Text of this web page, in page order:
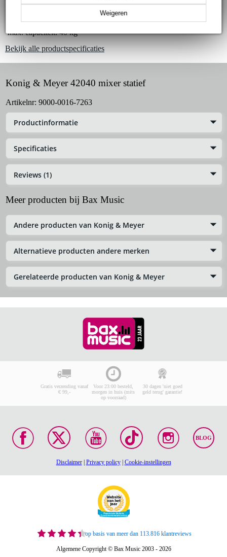
Weigeren
type: mixer statief
max. capaciteit: 40 kg
Bekijk alle productspecificaties
Konig & Meyer 42040 mixer statief
Artikelnr: 9000-0016-7263
Productinformatie
Specificaties
Reviews (1)
Meer producten bij Bax Music
Andere producten van Konig & Meyer
Alternatieve producten andere merken
Gerelateerde producten van Konig & Meyer
Gratis verzending vanaf
€ 99,-
Voor 23:00 besteld,
morgen in huis (mits
op voorraad)
30 dagen 'niet goed
geld terug' garantie!
BLOG
Disclaimer| Privacy policy| Cookie-instellingen
op basis van meer dan 113.816 klantreviews
Algemene Copyright © Bax Music 2003 - 2026